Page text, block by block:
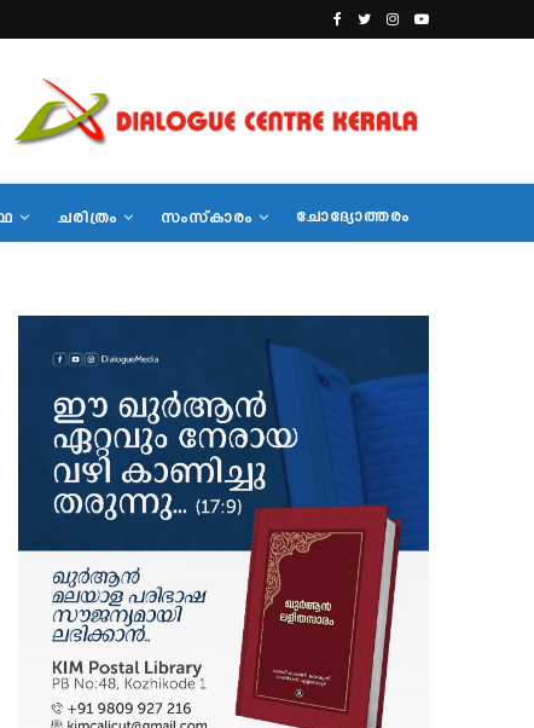
ചരിത്രം സംസ്‌കാരം ചോദ്യോത്തരം